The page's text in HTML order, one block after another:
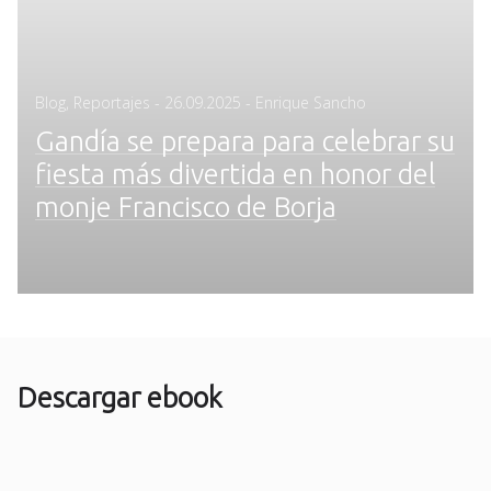
Blog Reportajes - Posted
26.09.2025 - Enrique Sancho
Gandía se prepara para celebrar su
fiesta más divertida en honor del
monje Francisco de Borja
Descargar ebook